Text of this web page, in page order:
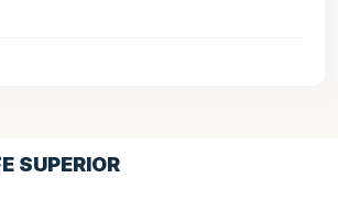
SUPERIOR